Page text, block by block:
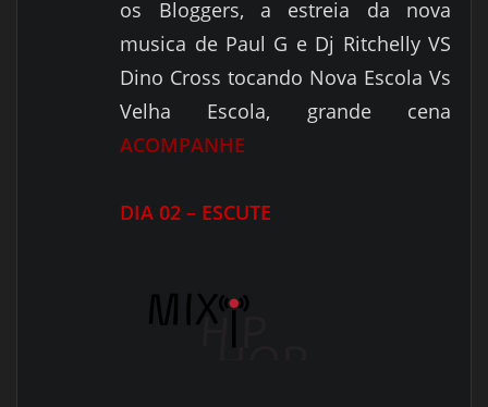
os Bloggers, a estreia da nova
musica de Paul G e Dj Ritchelly VS
Dino Cross tocando Nova Escola Vs
Velha Escola, grande cena
ACOMPANHE
DIA 02 – ESCUTE